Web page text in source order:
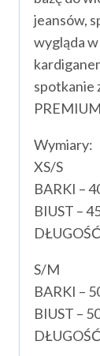
jeansów,
wygląda
spotkanie
Wymiary:
XS/S
BARKI –
BIUST –
S/M
BARKI –
BIUST –